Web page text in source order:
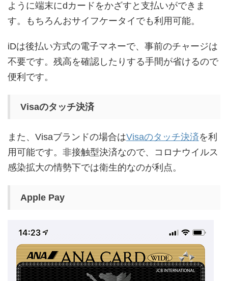
ように端末にdカードをかざすと支払いができま
す。もちろんおサイフケータイでも利用可能。
iDは後払い方式の電子マネーで、事前のチャージは
不要です。残高を確認したりする手間が省けるので
便利です。
Visaのタッチ決済
また、Visaブランドの場合はVisaのタッチ決済を利
用可能です。非接触型決済なので、コロナウイルス
感染拡大の情勢下では衛生的なのが利点。
Apple Pay